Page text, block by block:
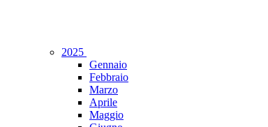
2025
Gennaio
Febbraio
Marzo
Aprile
Maggio